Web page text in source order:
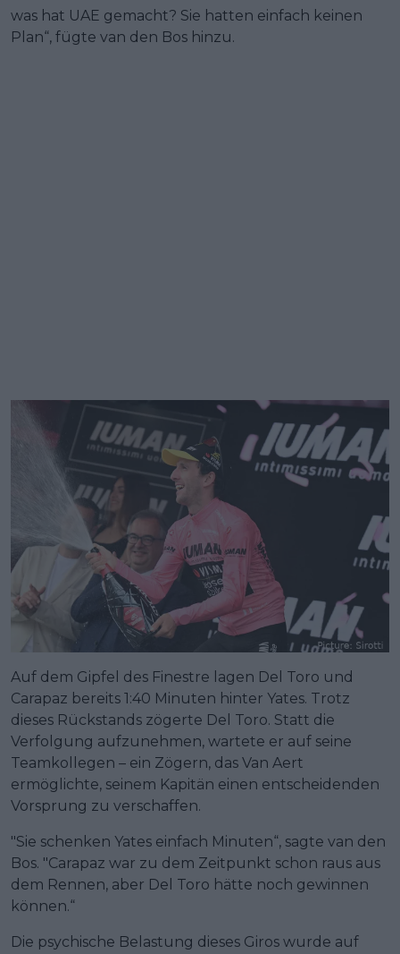
was hat UAE gemacht? Sie hatten einfach keinen
Plan“, fügte van den Bos hinzu.
Auf dem Gipfel des Finestre lagen Del Toro und
Carapaz bereits 1:40 Minuten hinter Yates. Trotz
dieses Rückstands zögerte Del Toro. Statt die
Verfolgung aufzunehmen, wartete er auf seine
Teamkollegen – ein Zögern, das Van Aert
ermöglichte, seinem Kapitän einen entscheidenden
Vorsprung zu verschaffen.
"Sie schenken Yates einfach Minuten“, sagte van den
Bos. "Carapaz war zu dem Zeitpunkt schon raus aus
dem Rennen, aber Del Toro hätte noch gewinnen
können.“
Die psychische Belastung dieses Giros wurde auf